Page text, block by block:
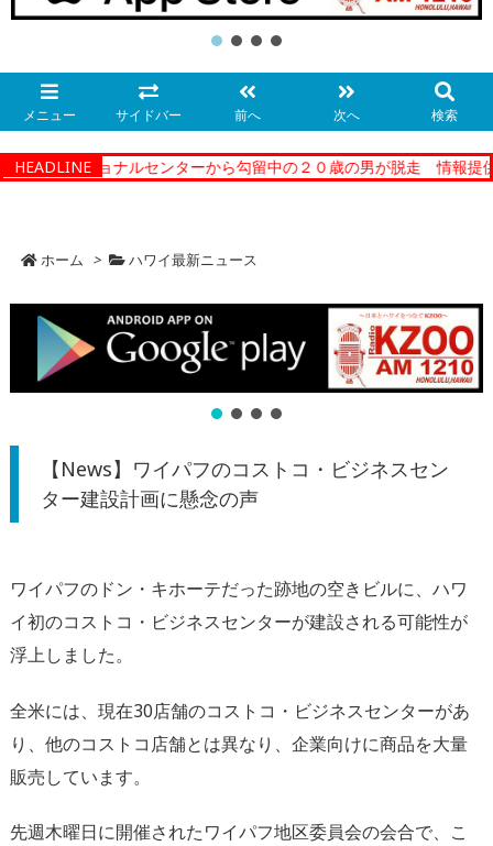
メニュー サイドバー 前へ 次へ 検索
HEADLINE
コレクショナルセンターから勾留中の２０歳の男が脱走 情報提供
ホーム > ハワイ最新ニュース
【News】ワイパフのコストコ・ビジネスセン
ター建設計画に懸念の声
ワイパフのドン・キホーテだった跡地の空きビルに、 ハワ
イ初のコストコ・ ビジネスセンターが建設される可能性が
浮上しました。
全米には、現在30店舗のコストコ・ビジネスセンターがあ
り、 他のコストコ店舗とは異なり、 企業向けに商品を大量
販売しています。
先週木曜日に開催されたワイパフ地区委員会の会合で、 こ